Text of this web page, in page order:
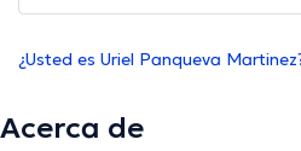
¿Usted es Uriel Panqueva
Acerca de